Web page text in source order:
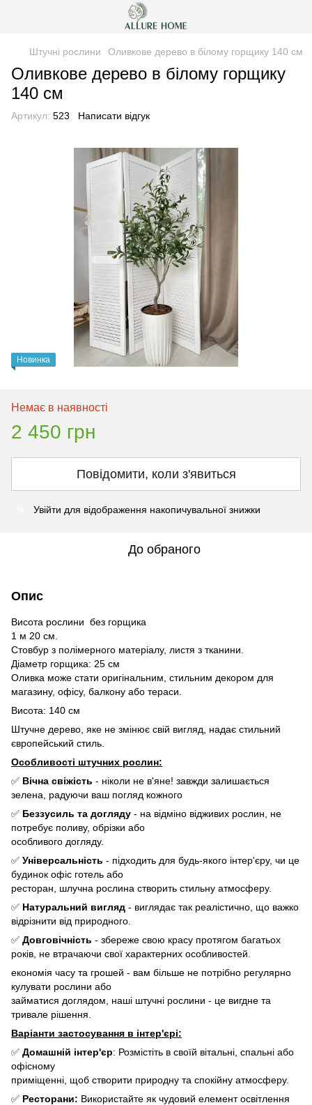
Штучні рослини Оливкове дерево в білому горщику 140 см
Оливкове дерево в білому горщику
140 см
Артикул: 523 Написати відгук
Новинка
Немає в наявності
2 450 грн
Повідомити, коли з'явиться
Увійти для відображення накопичувальної знижки
До обраного
Опис
Висота рослини без горщика
1 м 20 см.
Стовбур з полімерного матеріалу, листя з тканини.
Діаметр горщика: 25 см
Оливка може стати оригінальним, стильним декором для
магазину, офісу, балкону або тераси.
Висота: 140 см
Штучне дерево, яке не змінює свій вигляд, надає стильний
європейський стиль.
Особливості штучних рослин:
✅ Вічна свіжість - ніколи не в'яне! завжди залишається
зелена, радуючи ваш погляд кожного
✅ Беззусиль та догляду - на відміно відживих рослин, не
потребує поливу, обрізки або
особливого догляду.
✅ Універсальність - підходить для будь-якого інтер'єру, чи це
будинок офіс готель або
ресторан, шлучна рослина створить стильну атмосферу.
✅ Натуральний вигляд - виглядає так реалістично, що важко
відрізнити від природного.
✅ Довговічність - збереже свою красу протягом багатьох
років, не втрачаючи свої характерних особливостей.
економія часу та грошей - вам більше не потрібно регулярно
кулувати рослини або
займатися доглядом, наші штучні рослини - це вигдне та
тривале рішення.
Варіанти застосування в інтер'єрі:
✅ Домашній інтер'єр: Розмістіть в своїй вітальні, спальні або
офісному
приміщенні, щоб створити природну та спокійну атмосферу.
✅ Ресторани: Використайте як чудовий елемент освітлення